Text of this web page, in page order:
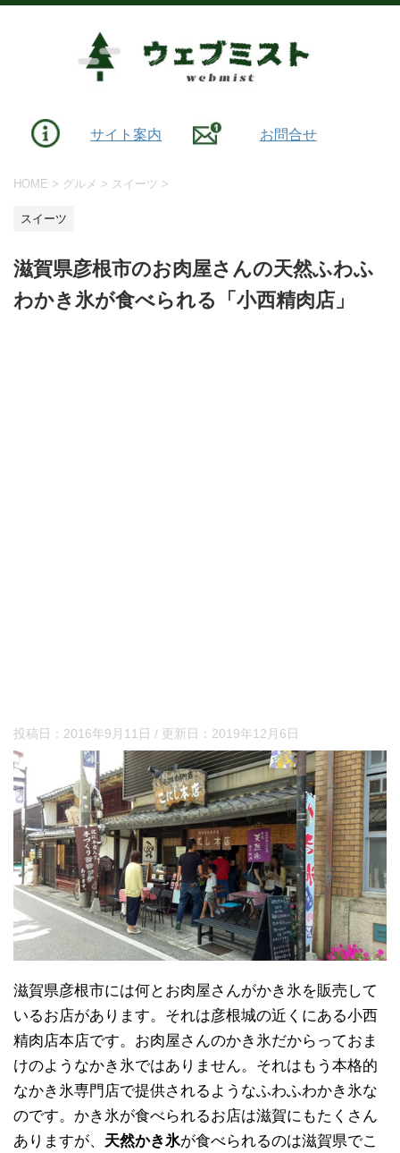
サイト案内 お問合せ
HOME > グルメ > スイーツ >
スイーツ
滋賀県彦根市のお肉屋さんの天然ふわふ
わかき氷が食べられる「小西精肉店」
投稿日： 2016年9月11日 / 更新日： 2019年12月6日
滋賀県彦根市には何とお肉屋さんがかき氷を販売して
いるお店があります。それは彦根城の近くにある小西
精肉店本店です。お肉屋さんのかき氷だからっておま
けのようなかき氷ではありません。それはもう本格的
なかき氷専門店で提供されるようなふわふわかき氷な
のです。かき氷が食べられるお店は滋賀にもたくさん
ありますが、 天然かき氷が食べられるのは滋賀県でこ